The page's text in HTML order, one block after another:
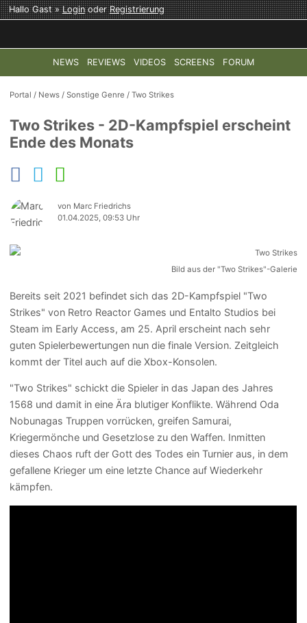
Hallo Gast »LoginoderRegistrierung
NEWS REVIEWS VIDEOS SCREENS FORUM
TOP-THEMEN: COD: MODERN WARFARE 4 HALO:
Portal / News /Sonstige Genre /Two Strikes
Two Strikes - 2D-Kampfspiel erscheint
Ende des Monats
von Marc Friedrichs
01.04.2025, 09:53 Uhr
Bild aus der "Two Strikes"-Galerie
Bereits seit 2021 befindet sich das 2D-Kampfspiel "Two
Strikes" von Retro Reactor Games und Entalto Studios bei
Steam im Early Access, am 25. April erscheint nach sehr
guten Spielerbewertungen nun die finale Version. Zeitgleich
kommt der Titel auch auf die Xbox-Konsolen.
"Two Strikes" schickt die Spieler in das Japan des Jahres
1568 und damit in eine Ära blutiger Konflikte. Während Oda
Nobunagas Truppen vorrücken, greifen Samurai,
Kriegermönche und Gesetzlose zu den Waffen. Inmitten
dieses Chaos ruft der Gott des Todes ein Turnier aus, in dem
gefallene Krieger um eine letzte Chance auf Wiederkehr
kämpfen.